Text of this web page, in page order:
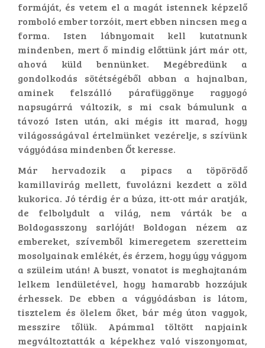
formáját, és vetem el a magát istennek képzelő
romboló ember torzóit, mert ebben nincsen meg a
forma. Isten lábnyomait kell kutatnunk
mindenben, mert ő mindig előttünk járt már ott,
ahová küld bennünket. Megébredünk a
gondolkodás sötétségéből abban a hajnalban,
aminek felszálló párafüggönye ragyogó
napsugárrá változik, s mi csak bámulunk a
távozó Isten után, aki mégis itt marad, hogy
világosságával értelmünket vezérelje, s szívünk
vágyódása mindenben Őt keresse.
Már hervadozik a pipacs a töpörödő
kamillavirág mellett, fuvolázni kezdett a zöld
kukorica. Jó térdig ér a búza, itt-ott már aratják,
de felbolydult a világ, nem várták be a
Boldogasszony sarlóját! Boldogan nézem az
embereket, szívemből kimeregetem szeretteim
mosolyainak emlékét, és érzem, hogy úgy vágyom
a szüleim után! A buszt, vonatot is meghajtanám
lelkem lendületével, hogy hamarabb hozzájuk
érhessek. De ebben a vágyódásban is látom,
tisztelem és ölelem őket, bár még úton vagyok,
messzire tőlük. Apámmal töltött napjaink
megváltoztatták a képekhez való viszonyomat,